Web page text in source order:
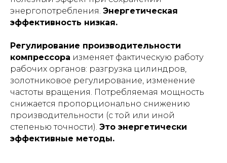
энергопотребления. Энергетическая
эффективность низкая.
Регулирование производительности
компрессора изменяет фактическую работу
рабочих органов: разгрузка цилиндров,
золотниковое регулирование, изменение
частоты вращения. Потребляемая мощность
снижается пропорционально снижению
производительности (с той или иной
степенью точности). Это энергетически
эффективные методы.